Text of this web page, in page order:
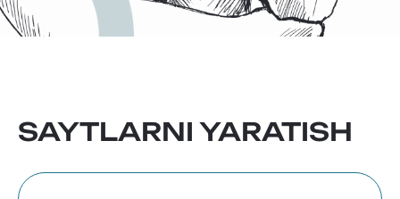
SAYTLARNI YARATISH